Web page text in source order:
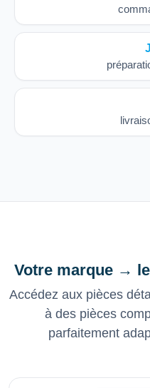
Votre marque →
Accédez aux pièces
à des pièces
parfaitement